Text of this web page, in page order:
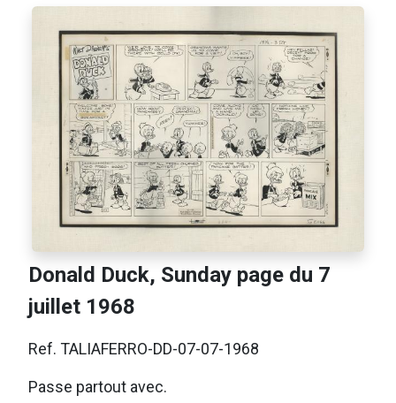
Donald Duck, Sunday page du 7
juillet 1968
Ref. TALIAFERRO-DD-07-07-1968
Passe partout avec.